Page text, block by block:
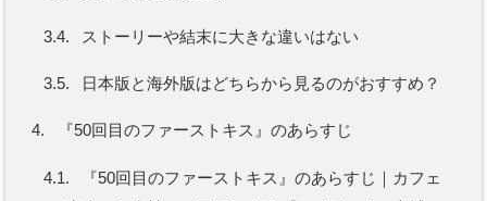
3.4. ストーリーや結末に大きな違いはない
3.5. 日本版と海外版はどちらから見るのがおすすめ？
4. 『50回目のファーストキス』のあらすじ
4.1.
『50回目のファーストキス』のあらすじ｜カフェ